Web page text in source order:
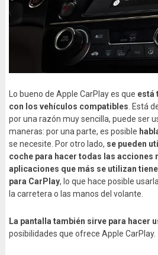
Lo bueno de Apple CarPlay es que está
con los vehículos compatibles . Está
por una razón muy sencilla, puede ser
maneras: por una parte, es posible
se necesite. Por otro lado, se pueden
coche para hacer todas las acciones
aplicaciones que más se utilizan
para CarPlay, lo que hace posible
la carretera o las manos del volante.
La pantalla también sirve para hacer
posibilidades que ofrece Apple CarPlay.